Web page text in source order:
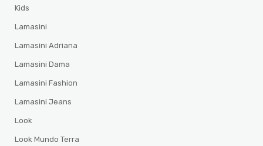
Kids
Lamasini
Lamasini Adriana
Lamasini Dama
Lamasini Fashion
Lamasini Jeans
Look
Look Mundo Terra